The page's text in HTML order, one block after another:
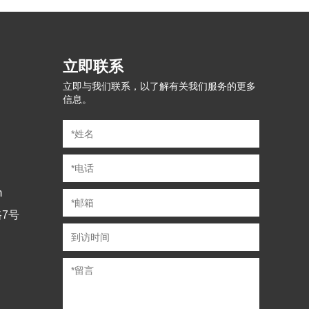
7号
立即联系
立即与我们联系，以了解有关我们服务的更多
信息。